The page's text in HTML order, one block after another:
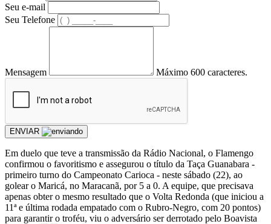
Seu e-mail
Seu Telefone
Mensagem Máximo 600 caracteres.
ENVIAR
Em duelo que teve a transmissão da Rádio Nacional, o Flamengo
confirmou o favoritismo e assegurou o título da Taça Guanabara -
primeiro turno do Campeonato Carioca - neste sábado (22), ao
golear o Maricá, no Maracanã, por 5 a 0. A equipe, que precisava
apenas obter o mesmo resultado que o Volta Redonda (que iniciou a
11ª e última rodada empatado com o Rubro-Negro, com 20 pontos)
para garantir o troféu, viu o adversário ser derrotado pelo Boavista